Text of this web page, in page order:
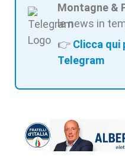
Montagne &
le news in
👉 Clicca qui
Telegram